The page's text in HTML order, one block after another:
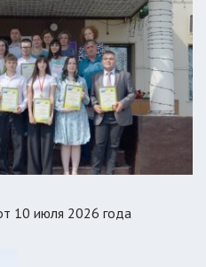
10 июля 2026 года